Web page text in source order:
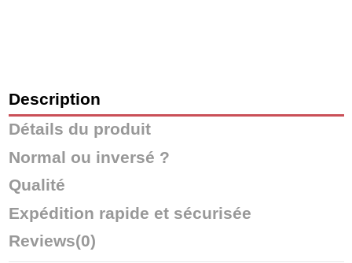
Description
Détails du produit
Normal ou inversé ?
Qualité
Expédition rapide et sécurisée
Reviews(0)